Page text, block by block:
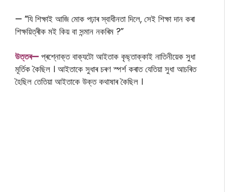
— “যি শিক্ষাই আজি মোক পঢ়াৰ স্বাধীনতা দিলে, সেই শিক্ষা দান কৰা
শিক্ষয়িত্ৰীক মই কিয় বা সন্মান নকৰিম ?”
উত্তৰ— প্ৰশ্নোক্ত বাক্যটো আইতাক কৃছ্তাক্কাই নাতিনীয়েক সুধা
মূৰ্তিক কৈছিল । আইতাকে সুধাৰ চৰণ স্পৰ্শ কৰাত যেতিয়া সুধা আচৰিত
হৈছিল তেতিয়া আইতাকে উক্ত কথাষাৰ কৈছিল ।